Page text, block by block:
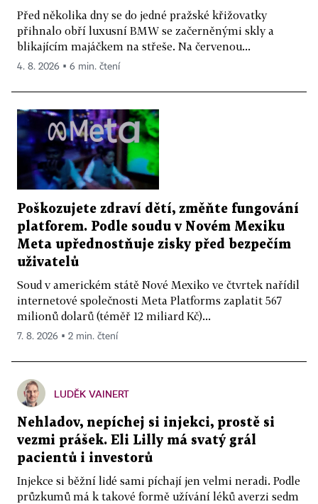
Před několika dny se do jedné pražské křižovatky
přihnalo obří luxusní BMW se začerněnými skly a
blikajícím majáčkem na střeše. Na červenou...
4. 8. 2026 ▪ 6 min. čtení
Poškozujete zdraví dětí, změňte fungování
platforem. Podle soudu v Novém Mexiku
Meta upřednostňuje zisky před bezpečím
uživatelů
Soud v americkém státě Nové Mexiko ve čtvrtek nařídil
internetové společnosti Meta Platforms zaplatit 567
milionů dolarů (téměř 12 miliard Kč)...
7. 8. 2026 ▪ 2 min. čtení
LUDĚK VAINERT
Nehladov, nepíchej si injekci, prostě si
vezmi prášek. Eli Lilly má svatý grál
pacientů i investorů
Injekce si běžní lidé sami píchají jen velmi neradi. Podle
průzkumů má k takové formě užívání léků averzi sedm